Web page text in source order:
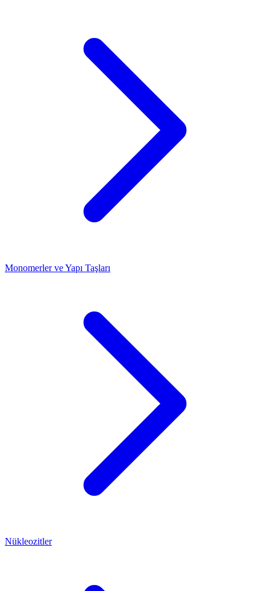
Monomerler ve Yapı Taşları
Nükleozitler